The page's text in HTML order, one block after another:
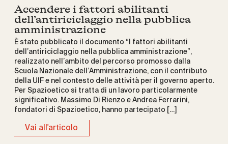
Accendere i fattori abilitanti
dell’antiriciclaggio nella pubblica
amministrazione
È stato pubblicato il documento “I fattori abilitanti
dell’antiriciclaggio nella pubblica amministrazione”,
realizzato nell’ambito del percorso promosso dalla
Scuola Nazionale dell’Amministrazione, con il contributo
della UIF e nel contesto delle attività per il governo aperto.
Per Spazioetico si tratta di un lavoro particolarmente
significativo. Massimo Di Rienzo e Andrea Ferrarini,
fondatori di Spazioetico, hanno partecipato […]
Vai all'articolo